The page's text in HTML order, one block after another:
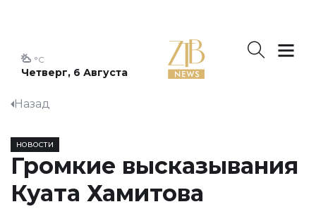
Четверг, 6 Августа
°C
Назад
НОВОСТИ
Громкие высказывания
Куата Хамитова